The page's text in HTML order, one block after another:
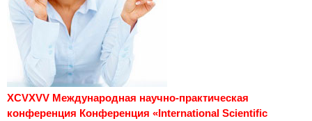
XCVXVV Международная научно-практическая
конференция Конференция «International Scientific